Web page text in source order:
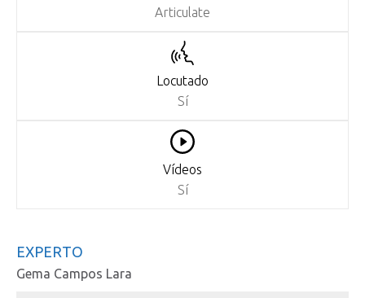
Articulate
Locutado
Sí
Vídeos
Sí
EXPERTO
Gema Campos Lara